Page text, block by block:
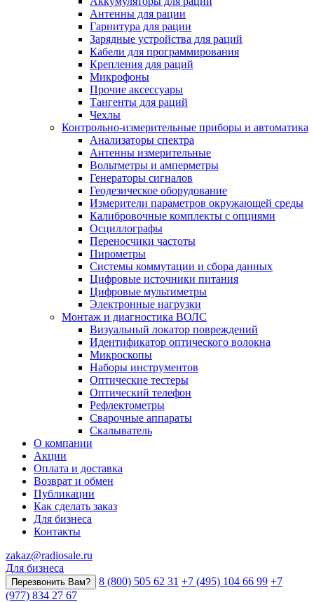
Антенны для рации
Гарнитура для рации
Зарядные устройства для раций
Кабели для программирования
Крепления для раций
Микрофоны
Прочие аксессуары
Тангенты для раций
Чехлы
Контрольно-измерительные приборы и автоматика
Анализаторы спектра
Антенны измерительные
Вольтметры и амперметры
Генераторы сигналов
Геодезическое оборудование
Измерители параметров окружающей среды
Калибровочные комплекты с опциями
Осциллографы
Переносчики частоты
Пирометры
Системы коммутации и сбора данных
Цифровые источники питания
Цифровые мультиметры
Электронные нагрузки
Монтаж и диагностика ВОЛС
Визуальный локатор повреждений
Идентификатор оптического волокна
Микроскопы
Наборы инструментов
Оптические тестеры
Оптический телефон
Рефлектометры
Сварочные аппараты
Скалыватель
О компании
Акции
Оплата и доставка
Возврат и обмен
Публикации
Как сделать заказ
Для бизнеса
Контакты
zakaz@radiosale.ru
Для бизнеса
Перезвонить Вам? 8 (800) 505 62 31 +7 (495) 104 66 99 +7
(977) 834 27 67